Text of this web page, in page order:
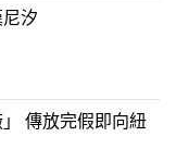
汐
傳放完假即向紐